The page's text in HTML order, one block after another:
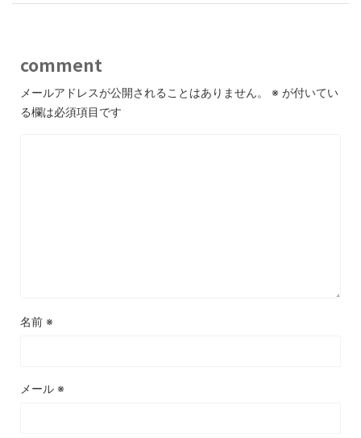
comment
メールアドレスが公開されることはありません。 ※ が付いてい
る欄は必須項目です
名前 ※
メール ※